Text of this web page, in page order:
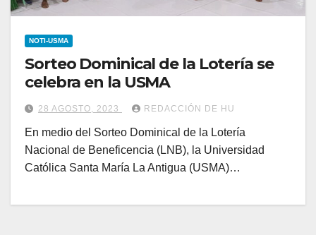
NOTI-USMA
Sorteo Dominical de la Lotería se
celebra en la USMA
28 AGOSTO, 2023 REDACCIÓN DE HU
En medio del Sorteo Dominical de la Lotería
Nacional de Beneficencia (LNB), la Universidad
Católica Santa María La Antigua (USMA)…